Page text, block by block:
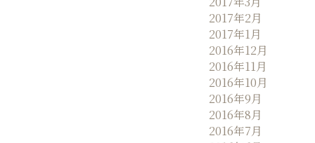
2017年2月
2017年1月
2016年12月
2016年11月
2016年10月
2016年9月
2016年8月
2016年7月